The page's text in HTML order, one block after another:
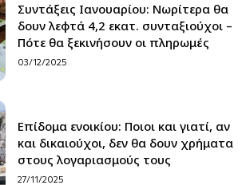
Συντάξεις Ιανουαρίου: Νωρίτερα θα
δουν λεφτά 4,2 εκατ. συνταξιούχοι –
Πότε θα ξεκινήσουν οι πληρωμές
03/12/2025
Επίδομα ενοικίου: Ποιοι και γιατί, αν
και δικαιούχοι, δεν θα δουν χρήματα
στους λογαριασμούς τους
27/11/2025